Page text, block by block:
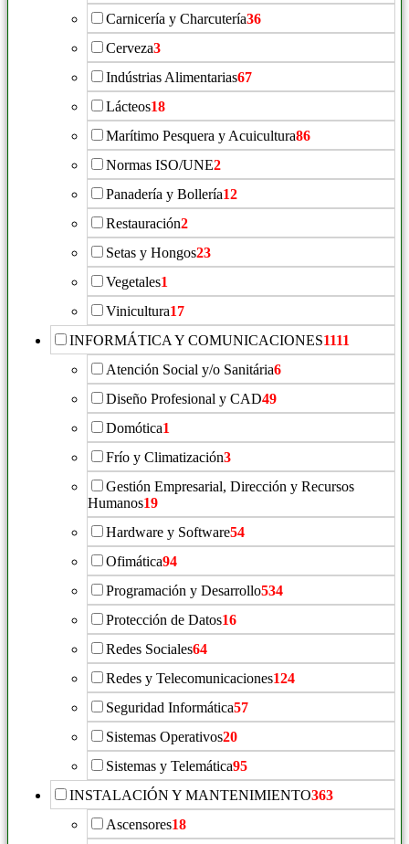
Carnicería y Charcutería36
Cerveza3
Indústrias Alimentarias67
Lácteos18
Marítimo Pesquera y Acuicultura86
Normas ISO/UNE2
Panadería y Bollería12
Restauración2
Setas y Hongos23
Vegetales1
Vinicultura17
INFORMÁTICA Y COMUNICACIONES1111
Atención Social y/o Sanitária6
Diseño Profesional y CAD49
Domótica1
Frío y Climatización3
Gestión Empresarial, Dirección y Recursos
Humanos19
Hardware y Software54
Ofimática94
Programación y Desarrollo534
Protección de Datos16
Redes Sociales64
Redes y Telecomunicaciones124
Seguridad Informática57
Sistemas Operativos20
Sistemas y Telemática95
INSTALACIÓN Y MANTENIMIENTO363
Ascensores18